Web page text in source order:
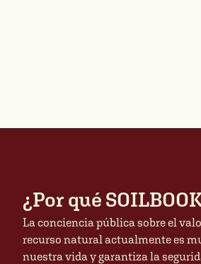
¿Por qué
La conciencia pública sobre el
recurso natural actualmente es
nuestra vida y garantiza la